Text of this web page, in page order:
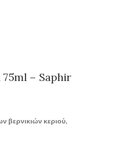
75ml – Saphir
βερνικιών κεριού,